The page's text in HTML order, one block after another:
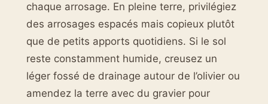
chaque arrosage. En pleine terre, privilégiez
des arrosages espacés mais copieux plutôt
que de petits apports quotidiens. Si le sol
reste constamment humide, creusez un
léger fossé de drainage autour de l’olivier ou
amendez la terre avec du gravier pour